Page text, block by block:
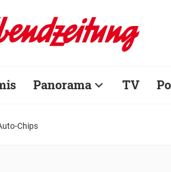
Panorama TV
Chips